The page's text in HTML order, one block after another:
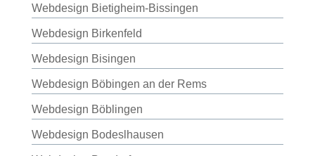
Webdesign Bietigheim-Bissingen
Webdesign Birkenfeld
Webdesign Bisingen
Webdesign Böbingen an der Rems
Webdesign Böblingen
Webdesign Bodeslhausen